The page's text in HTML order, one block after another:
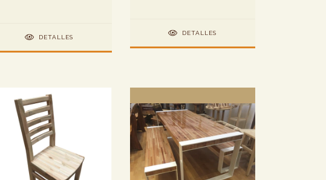
DETALLES
DETALLES